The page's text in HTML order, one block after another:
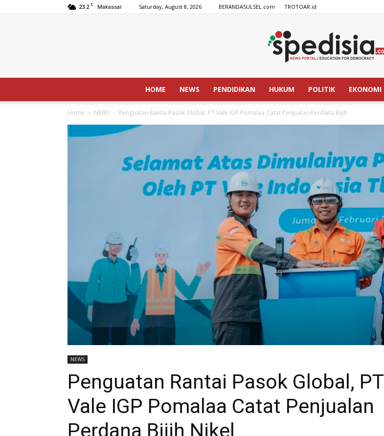
23.2 C Makassar Saturday, August 8, 2026 BERANDASULSEL.com TROTOAR.id
SPEDISIA.com
HOME NEWS PENDIDIKAN HUKUM POLITIK EKONOMI
Home NEWS Penguatan Rantai Pasok Global, PT Vale IGP Pomalaa Catat Penjualan Perdana Bijih...
NEWS
Penguatan Rantai Pasok Global, PT
Vale IGP Pomalaa Catat Penjualan
Perdana Bijih Nikel